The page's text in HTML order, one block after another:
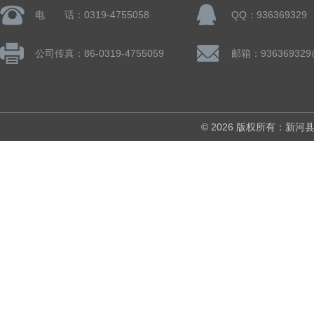
电 话：0319-4755058 QQ：936369329
公司传真：86-0319-4755059 邮箱：
© 2026 版权所有：新河